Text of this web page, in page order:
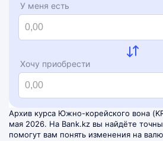
У меня есть
Хочу приобрести
Архив курса Южно-корейского вона
мая 2026. На Bank.kz вы найдёте
помогут вам понять изменения на